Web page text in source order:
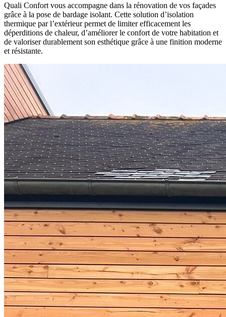
Quali Confort vous accompagne dans la rénovation de vos façades
grâce à la pose de bardage isolant. Cette solution d’isolation
thermique par l’extérieur permet de limiter efficacement les
déperditions de chaleur, d’améliorer le confort de votre habitation et
de valoriser durablement son esthétique grâce à une finition moderne
et résistante.